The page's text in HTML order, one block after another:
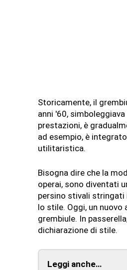
Storicamente, il
anni '60,
prestazioni, è
ad esempio, è
utilitaristica.
Bisogna dire che la
operai, sono diventati
persino stivali stringati
lo stile. Oggi, un
grembiule. In
dichiarazione di stile.
Leggi anche…